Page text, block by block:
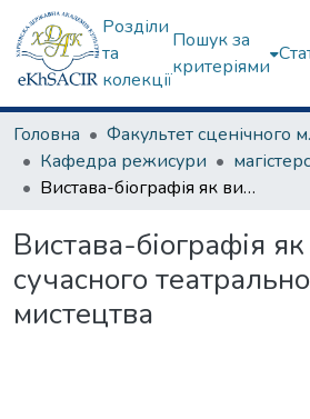
Розділи
та
колекції
Пошук за
критеріями
Головна
Кафедра режисури
Вистава-біографія як вид сучасного театрального мистецтва
Вистава-біографія
сучасного
мистецтва